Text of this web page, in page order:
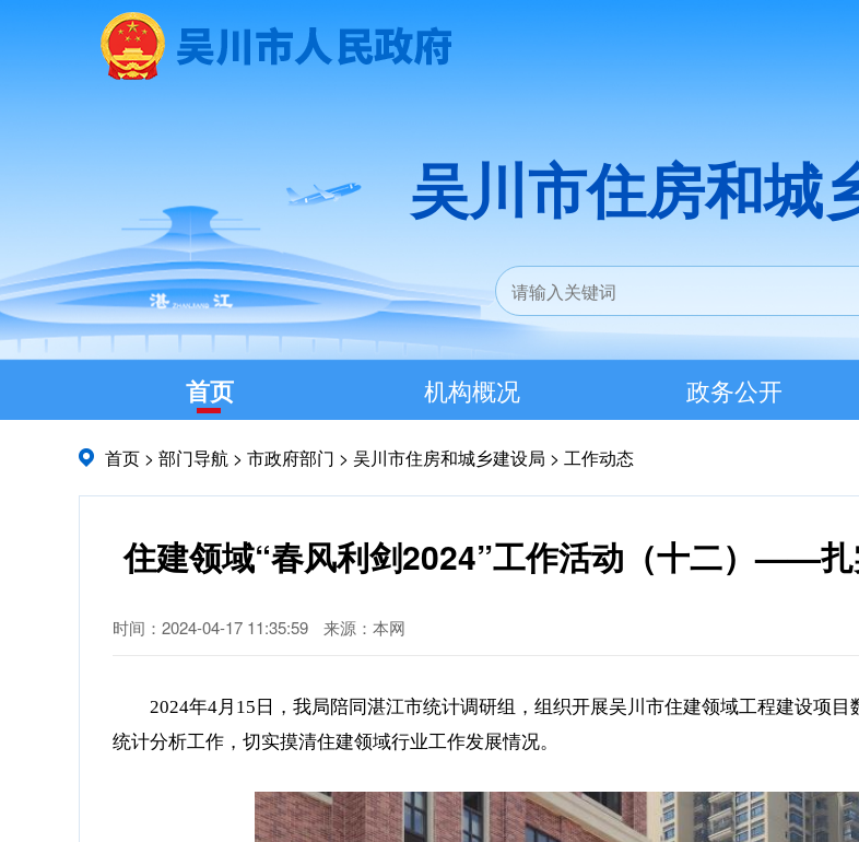
吴川市住房和城
首页 机构概况 政务公开
首页 > 部门导航 > 市政府部门 > 吴川市住房和城乡建设局 > 工作动态
住建领域“春风利剑2024”工作活动（十二）——
时间：2024-04-17 11:35:59 来源：本网
2024年4月15日，我局陪同湛江市统计调研组，组织开展吴川市住建领域工程建设项
统计分析工作，切实摸清住建领域行业工作发展情况。